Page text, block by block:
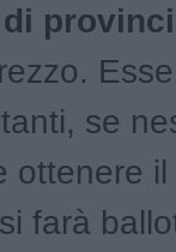
se
ottenere
farà